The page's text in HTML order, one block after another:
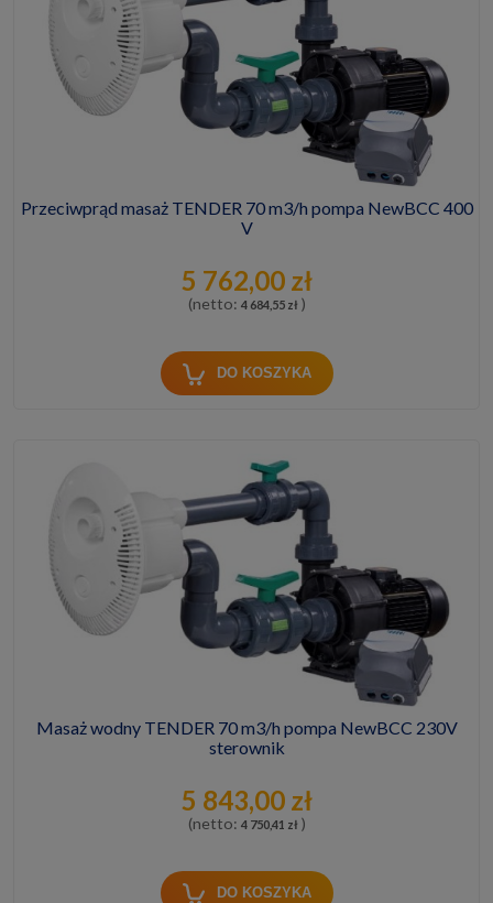
Przeciwprąd masaż TENDER 70 m3/h pompa NewBCC 400
V
5 762,00 zł
(netto: 4 684,55 zł )
DO KOSZYKA
Masaż wodny TENDER 70 m3/h pompa NewBCC 230V
sterownik
5 843,00 zł
(netto: 4 750,41 zł )
DO KOSZYKA